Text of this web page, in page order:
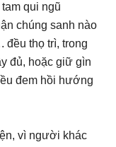
qui ngũ
chúng sanh nào
thọ trì, trong
đủ, hoặc giữ gìn
đem hồi hướng
vì người khác